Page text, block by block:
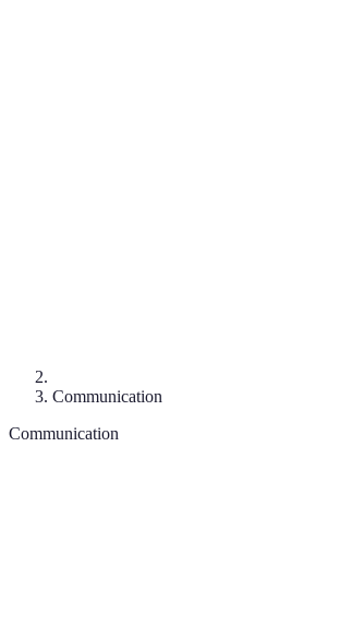
Communication
Communication